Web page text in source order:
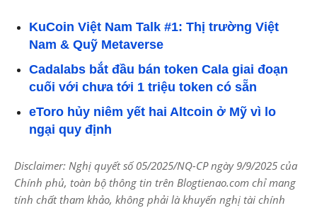
KuCoin Việt Nam Talk #1: Thị trường Việt
Nam & Quỹ Metaverse
Cadalabs bắt đầu bán token Cala giai đoạn
cuối với chưa tới 1 triệu token có sẵn
eToro hủy niêm yết hai Altcoin ở Mỹ vì lo
ngại quy định
Disclaimer: Nghị quyết số 05/2025/NQ-CP ngày 9/9/2025 của
Chính phủ, toàn bộ thông tin trên Blogtienao.com chỉ mang
tính chất tham khảo, không phải là khuyến nghị tài chính